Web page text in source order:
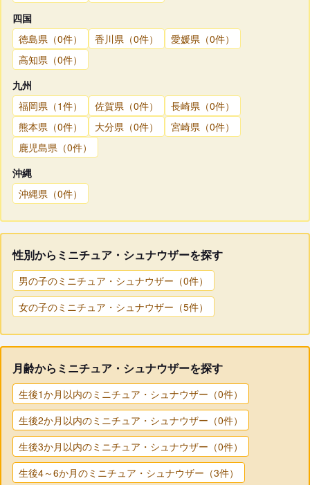
四国
徳島県（0件）
香川県（0件）
愛媛県（0件）
高知県（0件）
九州
福岡県（1件）
佐賀県（0件）
長崎県（0件）
熊本県（0件）
大分県（0件）
宮崎県（0件）
鹿児島県（0件）
沖縄
沖縄県（0件）
性別からミニチュア・シュナウザーを探す
男の子のミニチュア・シュナウザー（0件）
女の子のミニチュア・シュナウザー（5件）
月齢からミニチュア・シュナウザーを探す
生後1か月以内のミニチュア・シュナウザー（0件）
生後2か月以内のミニチュア・シュナウザー（0件）
生後3か月以内のミニチュア・シュナウザー（0件）
生後4～6か月のミニチュア・シュナウザー（3件）